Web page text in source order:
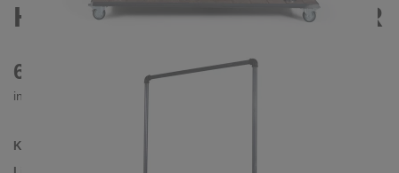
HYDRA KLEIDERSTÄNDER
660 €
inkl. MwSt. inkl. Versandkosten (DE)
Kollektion